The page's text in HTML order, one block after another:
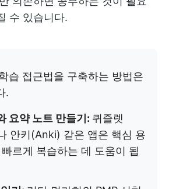
수 있습니다.
습 접근법을 구축하는 방법은
.
요약 노트 만들기: 퀴즐렛
안키(Anki) 같은 앱은 핵심 용
르게 복습하는 데 도움이 됩